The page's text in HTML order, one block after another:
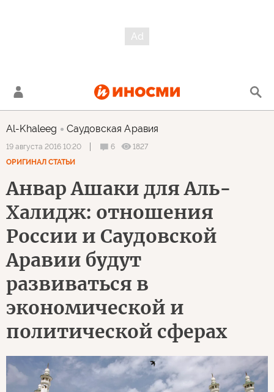
Al-Khaleeg Саудовская Аравия
19 августа 2016 10:20 6
1827
ОРИГИНАЛ СТАТЬИ
Анвар Ашаки для Аль-
Халидж: отношения
России и Саудовской
Аравии будут
развиваться в
экономической и
политической сферах